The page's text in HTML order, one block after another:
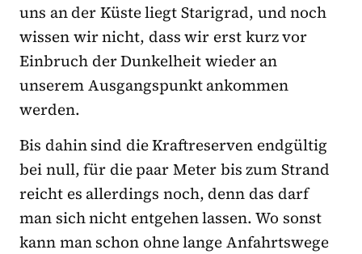
uns an der Küste liegt Starigrad, und noch
wissen wir nicht, dass wir erst kurz vor
Einbruch der Dunkelheit wieder an
unserem Ausgangspunkt ankommen
werden.
Bis dahin sind die Kraftreserven endgültig
bei null, für die paar Meter bis zum Strand
reicht es allerdings noch, denn das darf
man sich nicht entgehen lassen. Wo sonst
kann man schon ohne lange Anfahrtswege